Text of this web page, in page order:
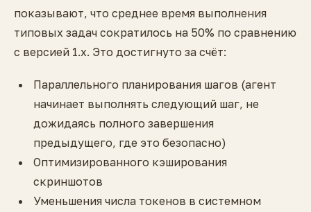
показывают, что среднее время выполнения
типовых задач сократилось на 50% по сравнению
с версией 1.x. Это достигнуто за счёт:
Параллельного планирования шагов (агент
начинает выполнять следующий шаг, не
дожидаясь полного завершения
предыдущего, где это безопасно)
Оптимизированного кэширования
скриншотов
Уменьшения числа токенов в системном